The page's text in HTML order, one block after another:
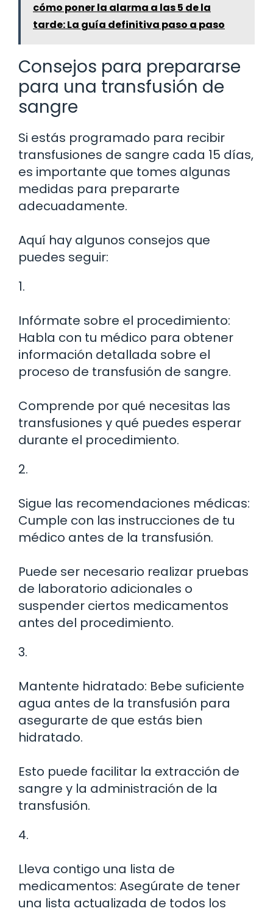
cómo poner la alarma a las 5 de la
tarde: La guía definitiva paso a paso
Consejos para prepararse
para una transfusión de
sangre
Si estás programado para recibir
transfusiones de sangre cada 15 días,
es importante que tomes algunas
medidas para prepararte
adecuadamente.
Aquí hay algunos consejos que
puedes seguir:
1.
Infórmate sobre el procedimiento:
Habla con tu médico para obtener
información detallada sobre el
proceso de transfusión de sangre.
Comprende por qué necesitas las
transfusiones y qué puedes esperar
durante el procedimiento.
2.
Sigue las recomendaciones médicas:
Cumple con las instrucciones de tu
médico antes de la transfusión.
Puede ser necesario realizar pruebas
de laboratorio adicionales o
suspender ciertos medicamentos
antes del procedimiento.
3.
Mantente hidratado: Bebe suficiente
agua antes de la transfusión para
asegurarte de que estás bien
hidratado.
Esto puede facilitar la extracción de
sangre y la administración de la
transfusión.
4.
Lleva contigo una lista de
medicamentos: Asegúrate de tener
una lista actualizada de todos los